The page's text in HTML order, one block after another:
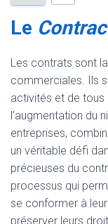
Le
Les contrats sont
commerciales. Ils
activités et de tous
l’augmentation du
entreprises,
un véritable défi
précieuses du
processus qui
se conformer à
préserver leurs